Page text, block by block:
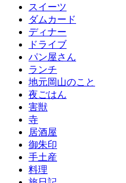
スイーツ
ダムカード
ディナー
ドライブ
パン屋さん
ランチ
地元岡山のこと
夜ごはん
害獣
寺
居酒屋
御朱印
手土産
料理